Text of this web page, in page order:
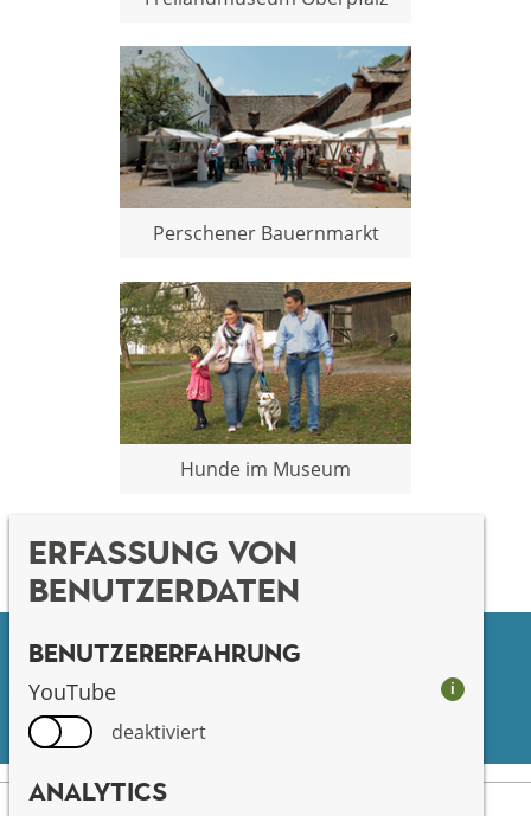
Erfassung von
Benutzerdaten
Benutzererfahrung
YouTube i
deaktiviert
Analytics
Perschener Bauernmarkt
Hunde im Museum
Facebook youtube
instagram